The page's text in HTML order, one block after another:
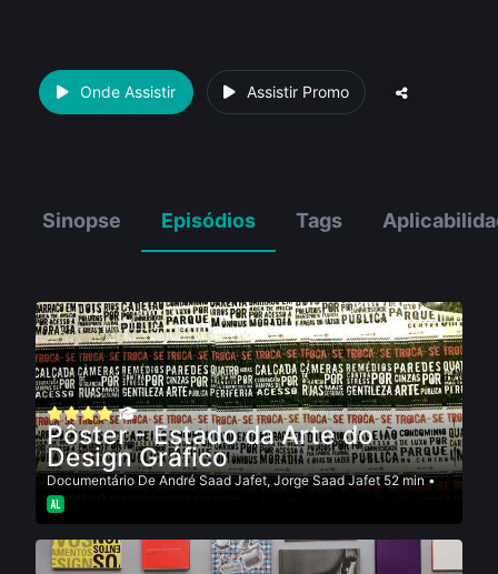
Onde Assistir Assistir Promo
Sinopse Episódios Tags
Pôster - Estado da Arte do
Design Gráfico
Documentário De André Saad Jafet,Jorge Saad Jafet52 min •